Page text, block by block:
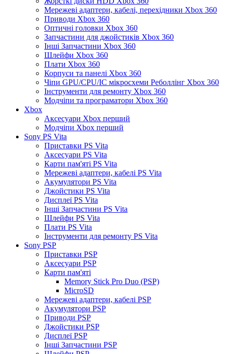
Мережеві адаптери, кабелі, перехідники Xbox 360
Приводи Xbox 360
Оптичні головки Xbox 360
Запчастини для джойстиків Xbox 360
Інші Запчастини Xbox 360
Шлейфи Xbox 360
Плати Xbox 360
Корпуси та панелі Xbox 360
Чіпи GPU/CPU/IC мікросхеми Реболлінг Xbox 360
Інструменти для ремонту Xbox 360
Модчіпи та програматори Xbox 360
Xbox
Аксесуари Xbox перший
Модчіпи Xbox перший
Sony PS Vita
Приставки PS Vita
Аксесуари PS Vita
Карти пам'яті PS Vita
Мережеві адаптери, кабелі PS Vita
Акумулятори PS Vita
Джойстики PS Vita
Дисплеї PS Vita
Інші Запчастини PS Vita
Шлейфи PS Vita
Плати PS Vita
Інструменти для ремонту PS Vita
Sony PSP
Приставки PSP
Аксесуари PSP
Карти пам'яті
Memory Stick Pro Duo (PSP)
MicroSD
Мережеві адаптери, кабелі PSP
Акумулятори PSP
Приводи PSP
Джойстики PSP
Дисплеї PSP
Інші Запчастини PSP